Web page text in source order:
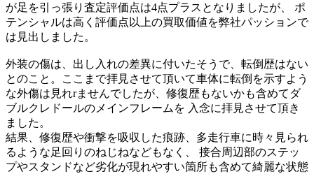
が足を引っ張り査定評価点は4点プラスとなりましたが、 ポ
テンシャルは高く評価点以上の買取価値を弊社パッションで
は見出しました。
外装の傷は、出し入れの差異に付いたそうで、転倒歴はない
とのこと。ここまで拝見させて頂いて車体に転倒を示すよう
な外傷は見れrませんでしたが、修復歴もないかも含めてダ
ブルクレドールのメインフレームを 入念に拝見させて頂き
ました。
結果、修復歴や衝撃を吸収した痕跡、多走行車に時々見られ
るような足回りのねじねなどもなく、 接合周辺部のステッ
プやスタンドなど劣化が現れやすい箇所も含めて綺麗な状態